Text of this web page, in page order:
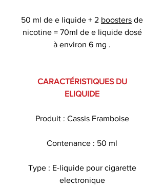
50 ml de e liquide + 2 boosters de
nicotine = 70ml de e liquide dosé
à environ 6 mg .
CARACTÉRISTIQUES DU
ELIQUIDE
Produit : Cassis Framboise
Contenance : 50 ml
Type : E-liquide pour cigarette
electronique